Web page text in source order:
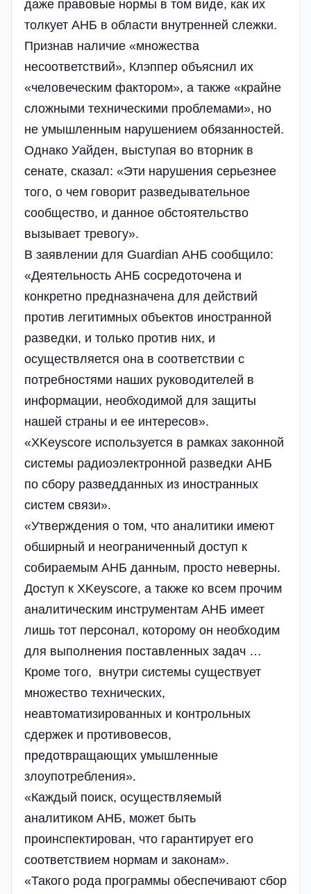
даже правовые нормы в том виде, как их
толкует АНБ в области внутренней слежки.
Признав наличие «множества
несоответствий», Клэппер объяснил их
«человеческим фактором», а также «крайне
сложными техническими проблемами», но
не умышленным нарушением обязанностей.
Однако Уайден, выступая во вторник в
сенате, сказал: «Эти нарушения серьезнее
того, о чем говорит разведывательное
сообщество, и данное обстоятельство
вызывает тревогу».
В заявлении для Guardian АНБ сообщило:
«Деятельность АНБ сосредоточена и
конкретно предназначена для действий
против легитимных объектов иностранной
разведки, и только против них, и
осуществляется она в соответствии с
потребностями наших руководителей в
информации, необходимой для защиты
нашей страны и ее интересов».
«XKeyscore используется в рамках законной
системы радиоэлектронной разведки АНБ
по сбору разведданных из иностранных
систем связи».
«Утверждения о том, что аналитики имеют
обширный и неограниченный доступ к
собираемым АНБ данным, просто неверны.
Доступ к XKeyscore, а также ко всем прочим
аналитическим инструментам АНБ имеет
лишь тот персонал, которому он необходим
для выполнения поставленных задач …
Кроме того, внутри системы существует
множество технических,
неавтоматизированных и контрольных
сдержек и противовесов,
предотвращающих умышленные
злоупотребления».
«Каждый поиск, осуществляемый
аналитиком АНБ, может быть
проинспектирован, что гарантирует его
соответствием нормам и законам».
«Такого рода программы обеспечивают сбор